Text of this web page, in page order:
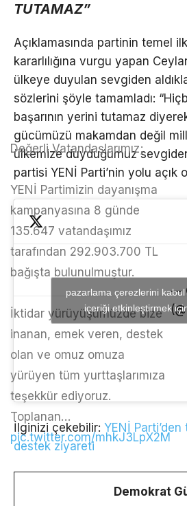
TUTAMAZ”
Açıklamasında partinin temel
kararlılığına vurgu yapan
ülkeye duyulan sevgiden
sözlerini şöyle tamamladı:
başarının yerini tutamaz
gücümüzü makamdan değil
ülkemize duyduğumuz
partisi YENİ Parti’nin yolu açık
Değerli Vatandaşlarımız;
YENİ Partimizin dayanışma
kampanyasına 8 günde
135.647 vatandaşımız
tarafından 292.903.700 TL
bağışta bulunulmuştur.
İktidar yürüyüşümüzde bize
inanan, emek veren, destek
olan ve omuz omuza
yürüyen tüm yurttaşlarımıza
teşekkür ediyoruz.
Toplanan…
pic.twitter.com/mhkJ3LpX2M
—
pazarlama çerezlerini
içeriği etkinleştirmek
İlginizi çekebilir: YENİ
destek ziyareti
Demokrat